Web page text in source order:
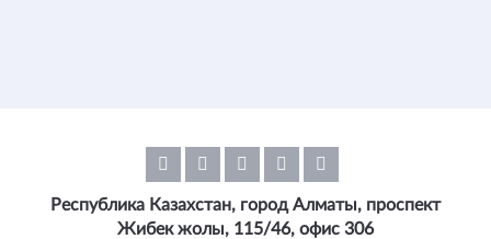
Республика Казахстан, город Алматы, проспект
Жибек жолы, 115/46, офис 306